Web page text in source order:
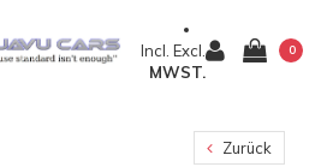
Incl. Excl.
MWST.
0
Zurück